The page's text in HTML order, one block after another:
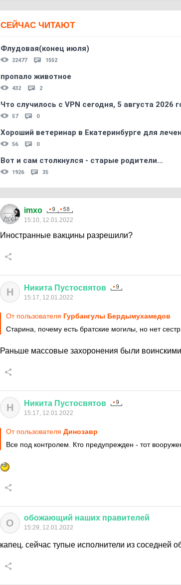
СЕЙЧАС ЧИТАЮТ
Флудовая(конец июля)
22477 1552
пропало животное
432 2
Что случилось с VPN сегодня, 5 августа 2026
57 0
Хороший ветеринар в Екатеринбурге для
56 0
Вот и сам столкнулся - старые родители...
1926 35
imxo
15:10, 12.01.2022
Иностранные вакцины разрешили?
Н Никита Пустосвятов
15:17, 12.01.2022
От пользователя Гурбангулы Бердымухамедов
Старина, почему есть братские могилы, но нет
Раньше массовые захоронения были
Н Никита Пустосвятов
15:17, 12.01.2022
От пользователя Динозавp
Все под контролем. Кто предупрежден - тот
О обожающий наших правителей
15:29, 12.01.2022
капец. сейчас тупые исполнители из соседней